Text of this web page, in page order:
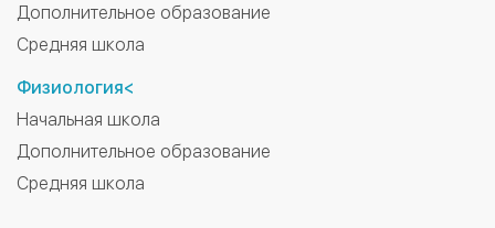
Дополнительное образование
Средняя школа
Физиология<
Начальная школа
Дополнительное образование
Средняя школа